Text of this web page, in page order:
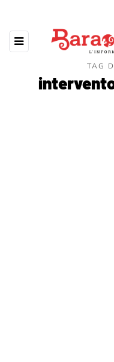
TAG